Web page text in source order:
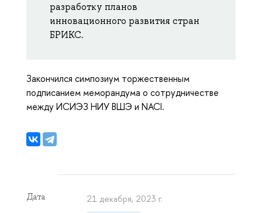
разработку планов
инновационного развития стран
БРИКС.
Закончился симпозиум торжественным
подписанием меморандума о сотрудничестве
между ИСИЭЗ НИУ ВШЭ и NACI.
Дата 21 декабря, 2023 г.